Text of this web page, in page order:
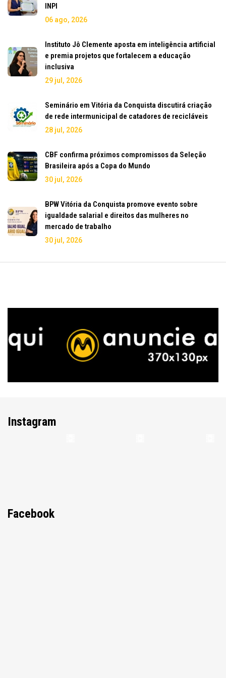
INPI
06 ago, 2026
Instituto Jô Clemente aposta em inteligência artificial
e premia projetos que fortalecem a educação
inclusiva
29 jul, 2026
Seminário em Vitória da Conquista discutirá criação
de rede intermunicipal de catadores de recicláveis
28 jul, 2026
CBF confirma próximos compromissos da Seleção
Brasileira após a Copa do Mundo
30 jul, 2026
BPW Vitória da Conquista promove evento sobre
igualdade salarial e direitos das mulheres no
mercado de trabalho
30 jul, 2026
Instagram
Facebook